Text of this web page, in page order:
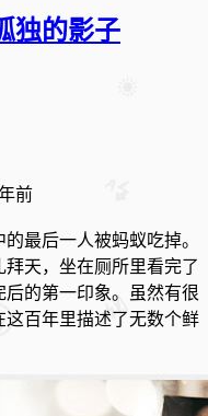
独的影子
前
最后一人被蚂蚁吃掉。
天，坐在厕所里看完了
的第一印象。虽然有很
百年里描述了无数个鲜